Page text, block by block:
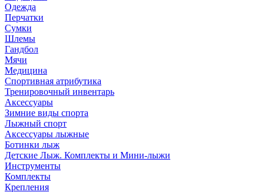
Одежда
Перчатки
Сумки
Шлемы
Гандбол
Мячи
Медицина
Спортивная атрибутика
Тренировочный инвентарь
Аксессуары
Зимние виды спорта
Лыжный спорт
Аксессуары лыжные
Ботинки лыж
Детские Лыж. Комплекты и Мини-лыжи
Инструменты
Комплекты
Крепления